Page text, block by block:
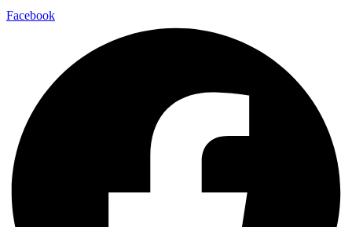
Facebook